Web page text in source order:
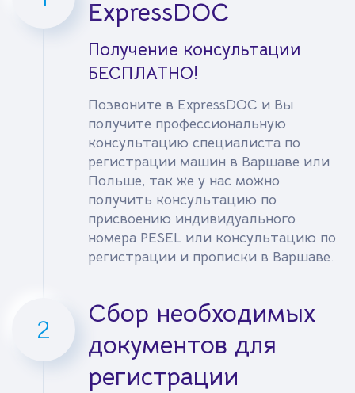
ExpressDOC
Получение консультации
БЕСПЛАТНО!
Позвоните в ExpressDOC и Вы
получите профессиональную
консультацию специалиста по
регистрации машин в Варшаве или
Польше, так же у нас можно
получить консультацию по
присвоению индивидуального
номера PESEL или консультацию по
регистрации и прописки в Варшаве.
2
Сбор необходимых
документов для
регистрации